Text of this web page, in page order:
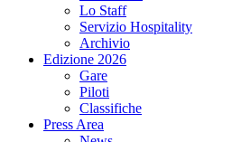
Lo Staff
Servizio Hospitality
Archivio
Edizione 2026
Gare
Piloti
Classifiche
Press Area